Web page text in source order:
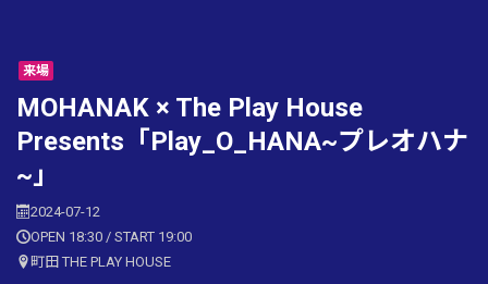
来場
MOHANAK × The Play House
Presents「Play_O_HANA~プレオハナ
~」
2024-07-12
OPEN 18:30 / START 19:00
町田 THE PLAY HOUSE